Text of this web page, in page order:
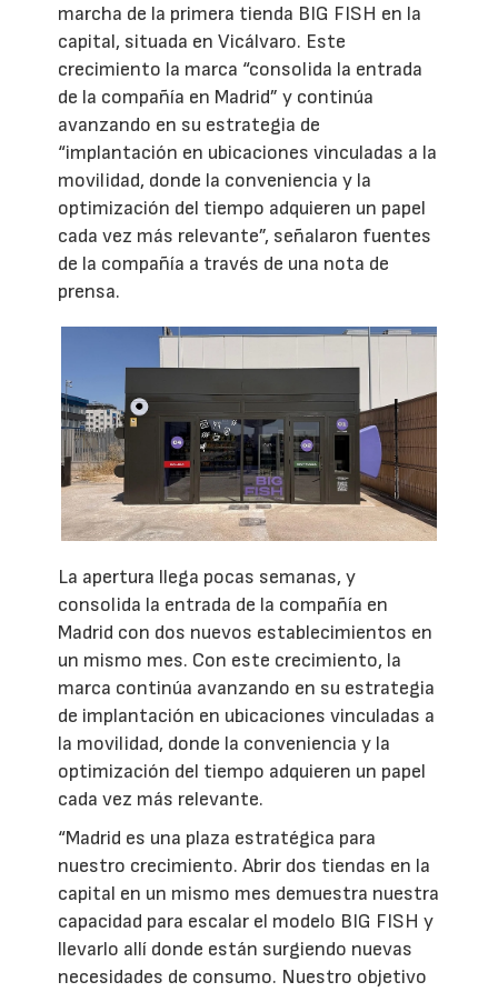
marcha de la primera tienda BIG FISH en la
capital, situada en Vicálvaro. Este
crecimiento la marca “consolida la entrada
de la compañía en Madrid” y continúa
avanzando en su estrategia de
“implantación en ubicaciones vinculadas a la
movilidad, donde la conveniencia y la
optimización del tiempo adquieren un papel
cada vez más relevante”, señalaron fuentes
de la compañía a través de una nota de
prensa.
La apertura llega pocas semanas, y
consolida la entrada de la compañía en
Madrid con dos nuevos establecimientos en
un mismo mes. Con este crecimiento, la
marca continúa avanzando en su estrategia
de implantación en ubicaciones vinculadas a
la movilidad, donde la conveniencia y la
optimización del tiempo adquieren un papel
cada vez más relevante.
“Madrid es una plaza estratégica para
nuestro crecimiento. Abrir dos tiendas en la
capital en un mismo mes demuestra nuestra
capacidad para escalar el modelo BIG FISH y
llevarlo allí donde están surgiendo nuevas
necesidades de consumo. Nuestro objetivo